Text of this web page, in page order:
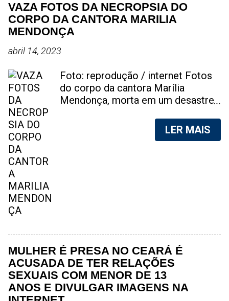
VAZA FOTOS DA NECROPSIA DO
CORPO DA CANTORA MARILIA
MENDONÇA
abril 14, 2023
Foto: reprodução / internet Fotos
do corpo da cantora Marília
Mendonça, morta em um desastre
foram vazadas na internet. A
divulgação de fotos do corpo de
vendendo as fotos. Cada foto, no
valor de R$20 (Vinte reais). A
assessoria da família de Marília
Mendonça, se pronunciou sobre o
caso. "Estamos todos chocados,
só em imaginar a possibilidade de
LER MAIS
MULHER É PRESA NO CEARÁ É
ACUSADA DE TER RELAÇÕES
SEXUAIS COM MENOR DE 13
ANOS E DIVULGAR IMAGENS NA